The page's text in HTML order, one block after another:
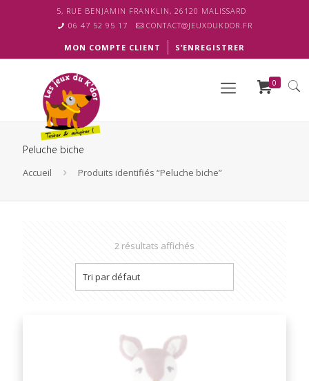
5, RUE BENJAMIN FRANKLIN, 26120 MALISSARD
06 47 52 95 17
CONTACT@JEUXDUKDOR.FR
MON COMPTE CLIENT S’ENREGISTRER
0
Peluche biche
Accueil Produits identifiés “Peluche biche”
2 résultats affichés